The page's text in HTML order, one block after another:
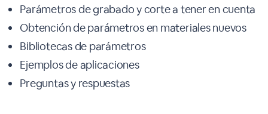
Parámetros de grabado y corte a tener en cuenta
Obtención de parámetros en materiales nuevos
Bibliotecas de parámetros
Ejemplos de aplicaciones
Preguntas y respuestas